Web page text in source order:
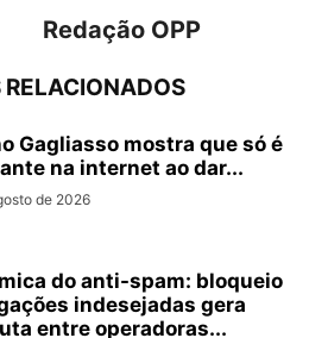
Redação OPP
RELACIONADOS
Gagliasso mostra que só é
na internet ao dar...
de 2026
do anti-spam: bloqueio
indesejadas gera
entre operadoras...